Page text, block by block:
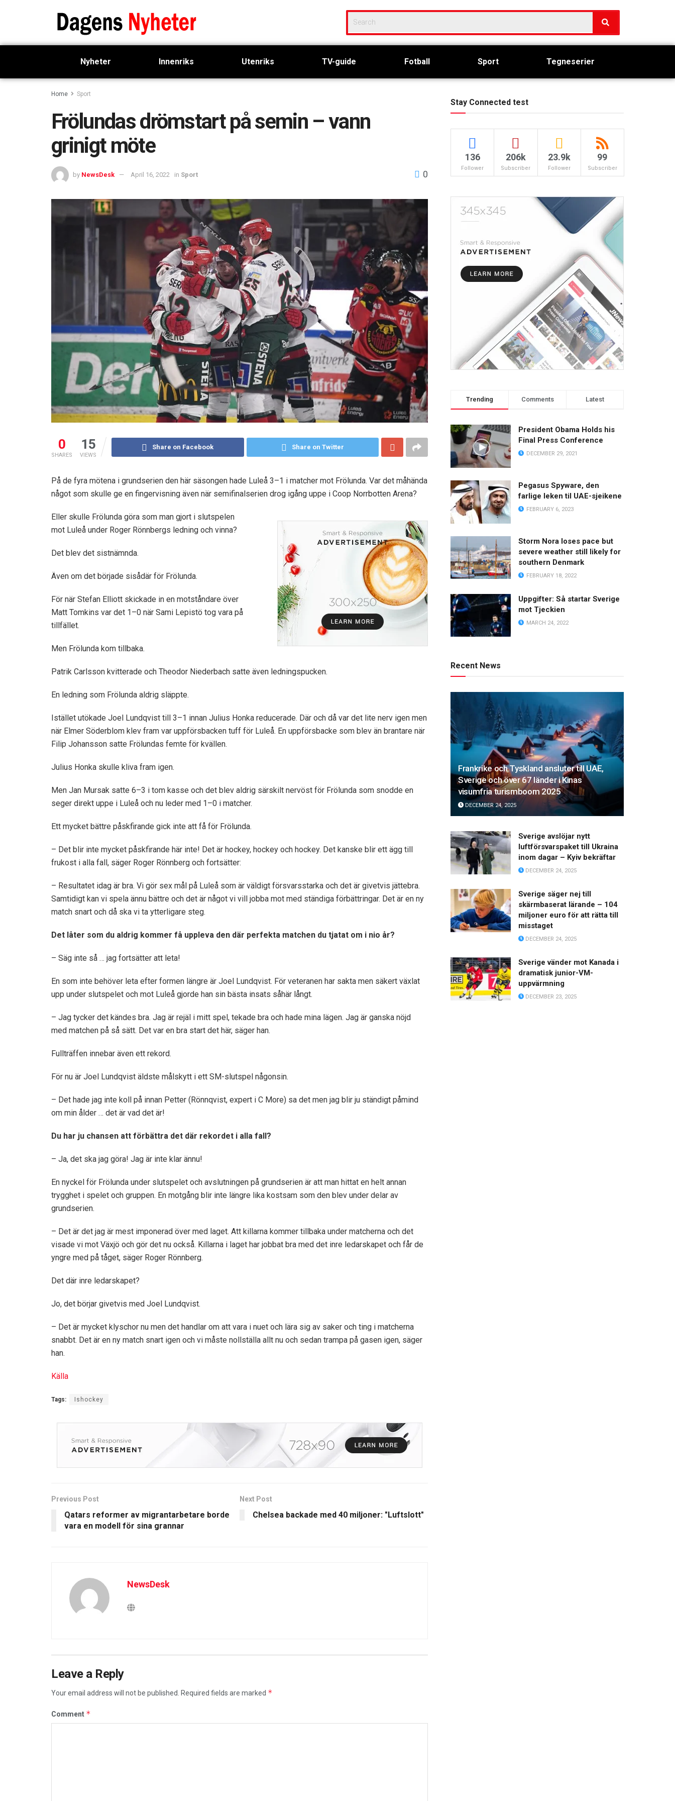
Nyheter Innenriks Utenriks TV-guide Fotball Sport Tegneserier
Home Sport
Frölundas drömstart på semin – vann
grinigt möte
by NewsDesk April 16, 2022 in Sport 0
0
SHARES
15
VIEWS
Share on Facebook Share on Twitter
På de fyra mötena i grundserien den här säsongen hade Luleå 3–1 i matcher mot Frölunda. Var det måhända
något som skulle ge en fingervisning även när semifinalserien drog igång uppe i Coop Norrbotten Arena?
Eller skulle Frölunda göra som man gjort i slutspelen
mot Luleå under Roger Rönnbergs ledning och vinna?
Det blev det sistnämnda.
Även om det började sisådär för Frölunda.
För när Stefan Elliott skickade in en motståndare över
Matt Tomkins var det 1–0 när Sami Lepistö tog vara på
tillfället.
Men Frölunda kom tillbaka.
Patrik Carlsson kvitterade och Theodor Niederbach satte även ledningspucken.
En ledning som Frölunda aldrig släppte.
Istället utökade Joel Lundqvist till 3–1 innan Julius Honka reducerade. Där och då var det lite nerv igen men
när Elmer Söderblom klev fram var uppförsbacken tuff för Luleå. En uppförsbacke som blev än brantare när
Filip Johansson satte Frölundas femte för kvällen.
Julius Honka skulle kliva fram igen.
Men Jan Mursak satte 6–3 i tom kasse och det blev aldrig särskilt nervöst för Frölunda som snodde en
seger direkt uppe i Luleå och nu leder med 1–0 i matcher.
Ett mycket bättre påskfirande gick inte att få för Frölunda.
– Det blir inte mycket påskfirande här inte! Det är hockey, hockey och hockey. Det kanske blir ett ägg till
frukost i alla fall, säger Roger Rönnberg och fortsätter:
– Resultatet idag är bra. Vi gör sex mål på Luleå som är väldigt försvarsstarka och det är givetvis jättebra.
Samtidigt kan vi spela ännu bättre och det är något vi vill jobba mot med ständiga förbättringar. Det är en ny
match snart och då ska vi ta ytterligare steg.
Det låter som du aldrig kommer få uppleva den där perfekta matchen du tjatat om i nio år?
– Säg inte så … jag fortsätter att leta!
En som inte behöver leta efter formen längre är Joel Lundqvist. För veteranen har sakta men säkert växlat
upp under slutspelet och mot Luleå gjorde han sin bästa insats såhär långt.
– Jag tycker det kändes bra. Jag är rejäl i mitt spel, tekade bra och hade mina lägen. Jag är ganska nöjd
med matchen på så sätt. Det var en bra start det här, säger han.
Fullträffen innebar även ett rekord.
För nu är Joel Lundqvist äldste målskytt i ett SM-slutspel någonsin.
– Det hade jag inte koll på innan Petter (Rönnqvist, expert i C More) sa det men jag blir ju ständigt påmind
om min ålder … det är vad det är!
Du har ju chansen att förbättra det där rekordet i alla fall?
– Ja, det ska jag göra! Jag är inte klar ännu!
En nyckel för Frölunda under slutspelet och avslutningen på grundserien är att man hittat en helt annan
trygghet i spelet och gruppen. En motgång blir inte längre lika kostsam som den blev under delar av
grundserien.
– Det är det jag är mest imponerad över med laget. Att killarna kommer tillbaka under matcherna och det
visade vi mot Växjö och gör det nu också. Killarna i laget har jobbat bra med det inre ledarskapet och får de
yngre med på tåget, säger Roger Rönnberg.
Det där inre ledarskapet?
Jo, det börjar givetvis med Joel Lundqvist.
– Det är mycket klyschor nu men det handlar om att vara i nuet och lära sig av saker och ting i matcherna
snabbt. Det är en ny match snart igen och vi måste nollställa allt nu och sedan trampa på gasen igen, säger
han.
Källa
Tags: Ishockey
Previous Post
Qatars reformer av migrantarbetare borde
vara en modell för sina grannar
Next Post
Chelsea backade med 40 miljoner: "Luftslott"
NewsDesk
Leave a Reply
Your email address will not be published. Required fields are marked *
Comment *
Stay Connected test
136
Follower
206k
Subscriber
23.9k
Follower
99
Subscriber
Trending Comments Latest
President Obama Holds his
Final Press Conference
DECEMBER 29, 2021
Pegasus Spyware, den
farlige leken til UAE-sjeikene
FEBRUARY 6, 2023
Storm Nora loses pace but
severe weather still likely for
southern Denmark
FEBRUARY 18, 2022
Uppgifter: Så startar Sverige
mot Tjeckien
MARCH 24, 2022
Recent News
Frankrike och Tyskland ansluter till UAE,
Sverige och över 67 länder i Kinas
visumfria turismboom 2025
DECEMBER 24, 2025
Sverige avslöjar nytt
luftförsvarspaket till Ukraina
inom dagar – Kyiv bekräftar
DECEMBER 24, 2025
Sverige säger nej till
skärmbaserat lärande – 104
miljoner euro för att rätta till
misstaget
DECEMBER 24, 2025
Sverige vänder mot Kanada i
dramatisk junior-VM-
uppvärmning
DECEMBER 23, 2025